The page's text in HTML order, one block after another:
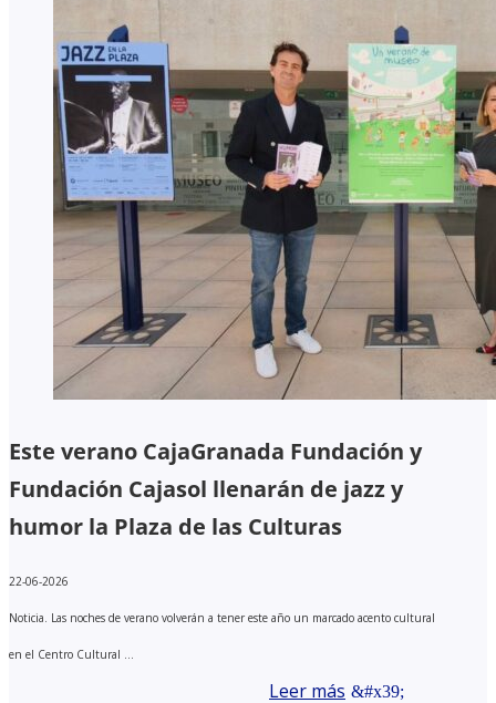
Este verano CajaGranada Fundación y
Fundación Cajasol llenarán de jazz y
humor la Plaza de las Culturas
22-06-2026
Noticia. Las noches de verano volverán a tener este año un marcado acento cultural
en el Centro Cultural ...
Leer más